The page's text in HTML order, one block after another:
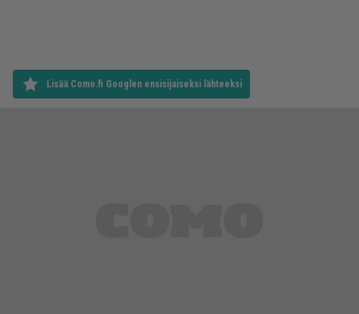
Lisää Como.fi Googlen ensisijaiseksi lähteeksi